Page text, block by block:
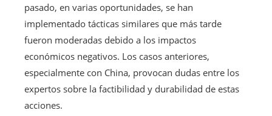
pasado, en varias oportunidades, se han
implementado tácticas similares que más tarde
fueron moderadas debido a los impactos
económicos negativos. Los casos anteriores,
especialmente con China, provocan dudas entre los
expertos sobre la factibilidad y durabilidad de estas
acciones.